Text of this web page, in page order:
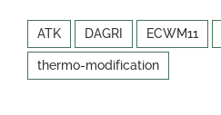
ATK DAGRI ECWM11
thermo-modification